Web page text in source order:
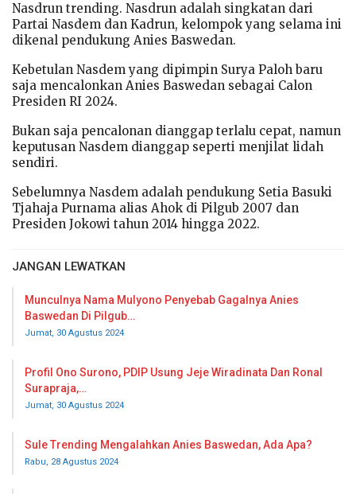
Nasdrun trending. Nasdrun adalah singkatan dari
Partai Nasdem dan Kadrun, kelompok yang selama ini
dikenal pendukung Anies Baswedan.
Kebetulan Nasdem yang dipimpin Surya Paloh baru
saja mencalonkan Anies Baswedan sebagai Calon
Presiden RI 2024.
Bukan saja pencalonan dianggap terlalu cepat, namun
keputusan Nasdem dianggap seperti menjilat lidah
sendiri.
Sebelumnya Nasdem adalah pendukung Setia Basuki
Tjahaja Purnama alias Ahok di Pilgub 2007 dan
Presiden Jokowi tahun 2014 hingga 2022.
JANGAN LEWATKAN
Munculnya Nama Mulyono Penyebab Gagalnya Anies
Baswedan Di Pilgub…
Jumat, 30 Agustus 2024
Profil Ono Surono, PDIP Usung Jeje Wiradinata Dan Ronal
Surapraja,…
Jumat, 30 Agustus 2024
Sule Trending Mengalahkan Anies Baswedan, Ada Apa?
Rabu, 28 Agustus 2024